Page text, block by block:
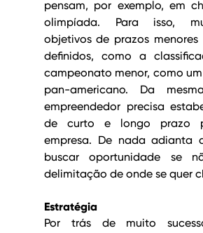
pensam, por exemplo, em
olimpíada. Para isso,
objetivos de prazos menores
definidos, como a
campeonato menor, como
pan-americano. Da
empreendedor precisa
de curto e longo prazo
empresa. De nada adianta
buscar oportunidade se
delimitação de onde se quer
Estratégia
Por trás de muito